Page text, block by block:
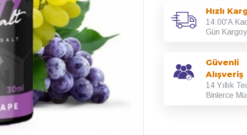
Hızlı
14:00'A
Gün
Güvenli
Alışveriş
14 Yıllık
Binlerce